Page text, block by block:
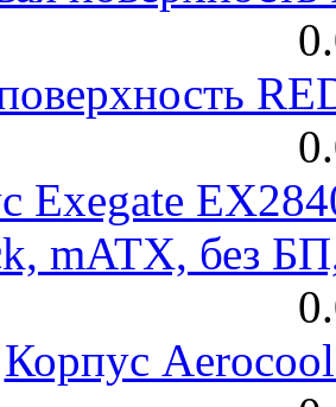
Exegate
mATX, без
Корпус